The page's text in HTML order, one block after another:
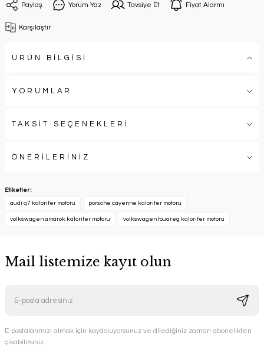
Paylaş Yorum Yaz Tavsiye Et Fiyat Alarmı
Karşılaştır
ÜRÜN BİLGİSİ
YORUMLAR
TAKSİT SEÇENEKLERİ
ÖNERİLERİNİZ
Etiketler :
audi q7 kalorifer motoru porsche cayenne kalorifer motoru
volkswagen amarok kalorifer motoru volkswagen touareg kalorifer motoru
Mail listemize kayıt olun
E-postalarımızı almak için kaydoluyorsunuz ve dilediğiniz zaman abonelikten
çıkabilirsiniz.